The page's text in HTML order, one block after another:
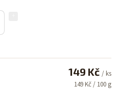
149 Kč / ks
149 Kč / 100 g